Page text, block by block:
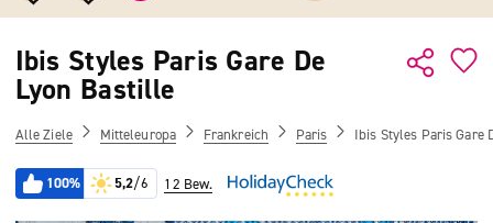
Ibis Styles Paris Gare De
Lyon Bastille
Alle Ziele Mitteleuropa Frankreich Paris Ibis Styles Paris Gare
100% 5,2/6 12 Bew.